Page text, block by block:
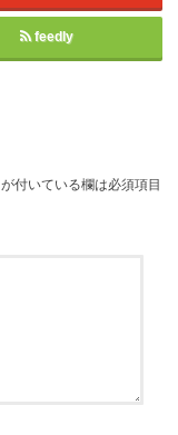
feedly
が付いている欄は必須項目